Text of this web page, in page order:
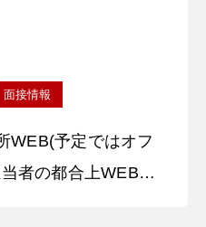
不完全燃焼のまま高
かし、大学の学業と
習と練習試合で自分
理解し、どうすれば
習の中で工夫して公
ことを
面接情報
者の都合上WEBに